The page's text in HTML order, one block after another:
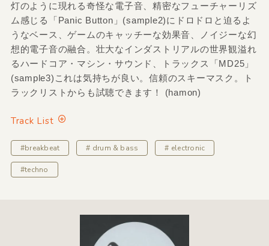
灯のように現れる奇怪な電子音、精密なフューチャーリズ
ム感じる「Panic Button」(sample2)にドロドロと迫るよ
うなベース、ゲームのキャッチーな効果音、ノイジーな幻
想的電子音の融合。壮大なインダストリアルの世界観溢れ
るハードコア・マシン・サウンド、トラックス「MD25」
(sample3)これは気持ちが良い。信頼のスキーマスク。ト
ラックリストからも試聴できます！ (hamon)
Track List
#breakbeat # drum & bass # electronic
#techno